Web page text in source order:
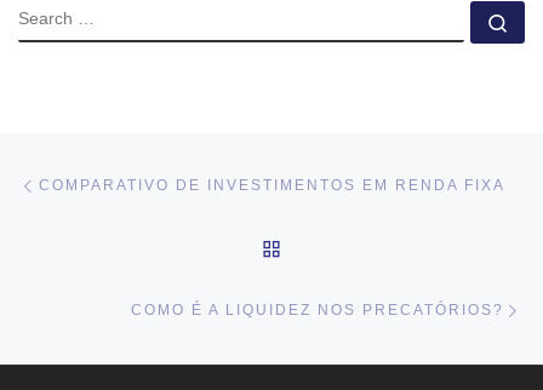
SEARCH
COMPARATIVO DE INVESTIMENTOS EM RENDA FIXA
COMO É A LIQUIDEZ NOS PRECATÓRIOS?